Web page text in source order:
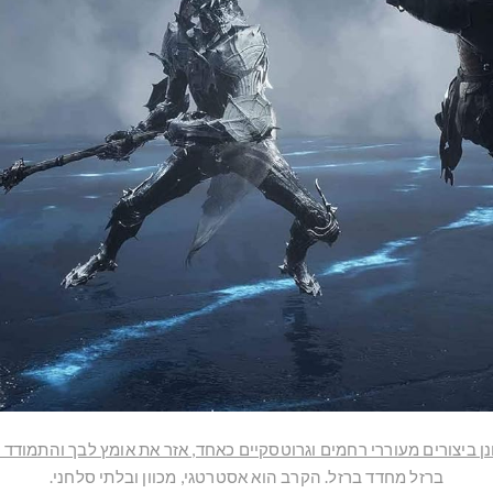
ביצורים מעוררי רחמים וגרוטסקיים כאחד, אזר את אומץ לבך
ברזל מחדד ברזל. הקרב הוא אסטרטגי, מכוון ובלתי סלחני.